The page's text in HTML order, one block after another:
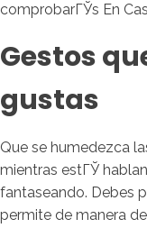
comprobarГЎs En
Gestos
gustas
Que se humedezca
mientras estГЎ
fantaseando. Debes
permite de manera